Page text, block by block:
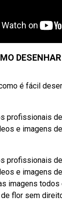
é fácil
profissionais
e imagens
profissionais
e imagens
imagens
flor sem